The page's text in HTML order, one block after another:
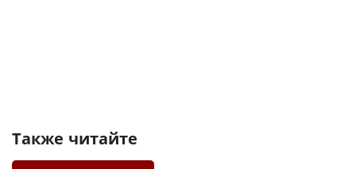
Также читайте